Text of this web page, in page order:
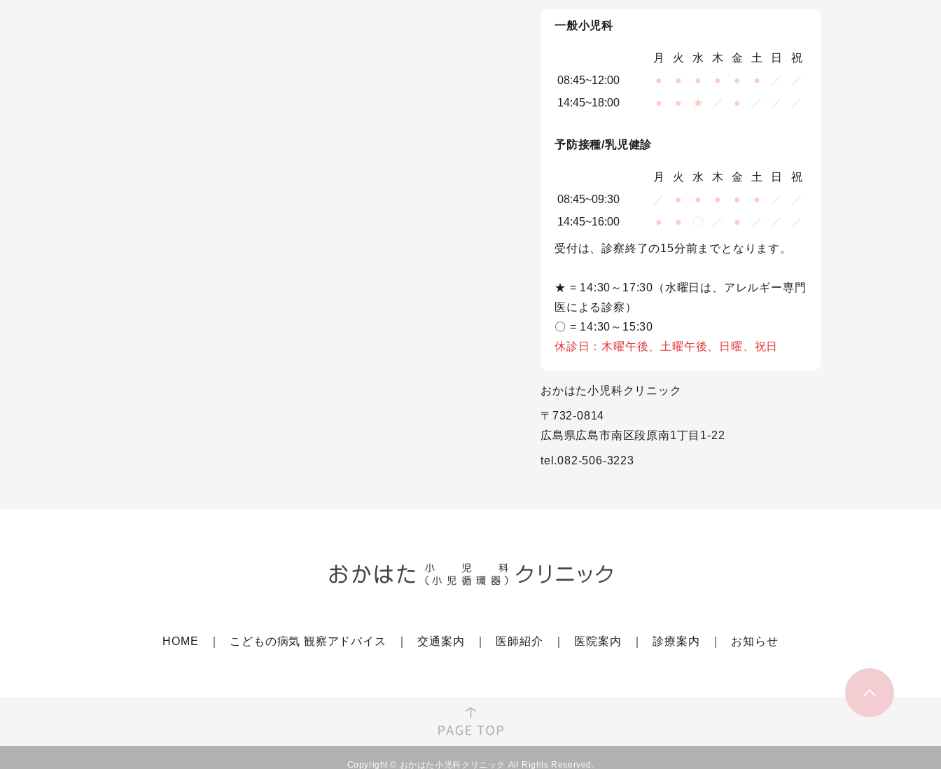
一般小児科
月 火 水 木 金 土 日
祝
08:45~12:00
● ● ● ● ● ● ／
／
14:45~18:00
● ● ★ ／ ● ／ ／ ／
予防接種/乳児健診
月 火 水 木 金 土 日
祝
08:45~09:30
／ ● ● ● ● ● ／
／
14:45~16:00
● ● 〇 ／ ● ／ ／ ／
受付は、診察終了の15分前までとなります。
★ = 14:30～17:30（水曜日は、アレルギー専門
医による診察）
〇 = 14:30～15:30
休診日：木曜午後、土曜午後、日曜、祝日
おかはた小児科クリニック
〒732-0814
広島県広島市南区段原南1丁目1-22
tel.082-506-3223
HOME こどもの病気 観察アドバイス 交通案内 医師紹介 医院案内 診療案内 お知らせ
Copyright © おかはた小児科クリニック All Rights Reserved.